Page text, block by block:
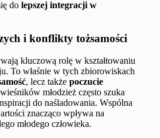
do lepszej integracji w
i konflikty tożsamości
kluczową rolę w kształtowaniu
To właśnie w tych zbiorowiskach
, lecz także poczucie
młodzież często szuka
do naśladowania. Wspólna
znacząco wpływa na
młodego człowieka.